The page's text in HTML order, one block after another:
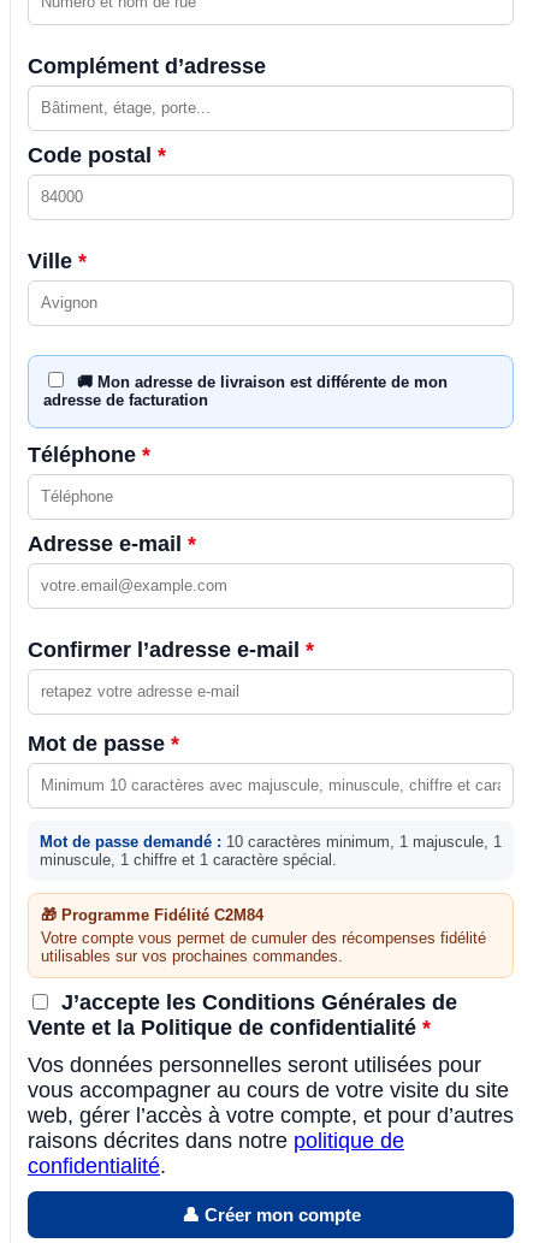
Complément d’adresse
Code postal *
Ville *
🚚 Mon adresse de livraison est différente de mon
adresse de facturation
Téléphone *
Adresse e-mail *
Confirmer l’adresse e-mail *
Mot de passe *
Mot de passe demandé : 10 caractères minimum, 1 majuscule, 1
minuscule, 1 chiffre et 1 caractère spécial.
🎁 Programme Fidélité C2M84
Votre compte vous permet de cumuler des récompenses fidélité
utilisables sur vos prochaines commandes.
J’accepte les Conditions Générales de
Vente et la Politique de confidentialité *
Vos données personnelles seront utilisées pour
vous accompagner au cours de votre visite du site
web, gérer l’accès à votre compte, et pour d’autres
raisons décrites dans notre politique de
confidentialité.
👤 Créer mon compte